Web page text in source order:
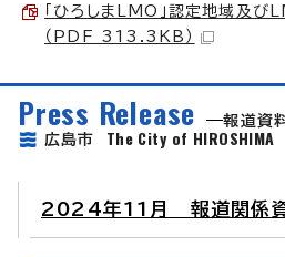
「ひろしまLMO」認定地域及び
（PDF 313.3KB）
Press Release
報道資
広島市 The City of HIROSHIMA
2024年11月 報道関係